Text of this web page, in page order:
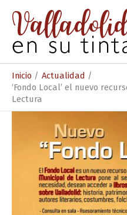
contenido
Inicio
Actualidad
‘Fondo Local’ el nuevo
Lectura